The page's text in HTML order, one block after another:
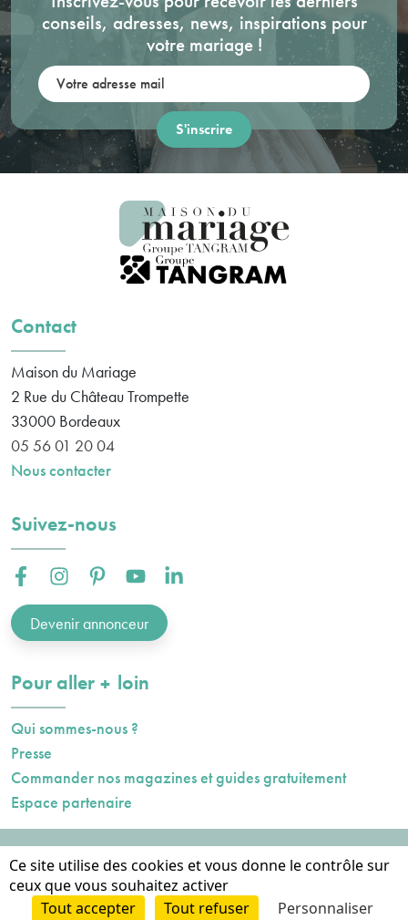
conseils, adresses, news, inspirations pour
votre mariage !
Contact
Maison du Mariage
2 Rue du Château Trompette
33000 Bordeaux
05 56 01 20 04
Nous contacter
Suivez-nous
Facebook :Instagram :Pinterest :Youtube :Linkedin :
Devenir annonceur
Pour aller plusloin
Qui sommes-nous ?
Presse
Commander nos magazines et guides gratuitement
Espace partenaire
Données personnelles
Cookies
Ce site utilise des cookies et vous donne le contrôle sur
ceux que vous souhaitez activer
Tout accepter
Tout refuser Personnaliser